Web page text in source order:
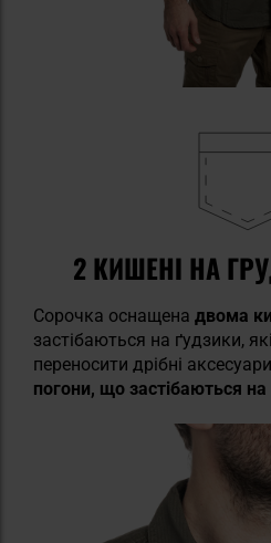
2 КИШЕНІ НА
Сорочка оснащена двома
застібаються на ґудзики,
переносити дрібні
погони, що застібаються на